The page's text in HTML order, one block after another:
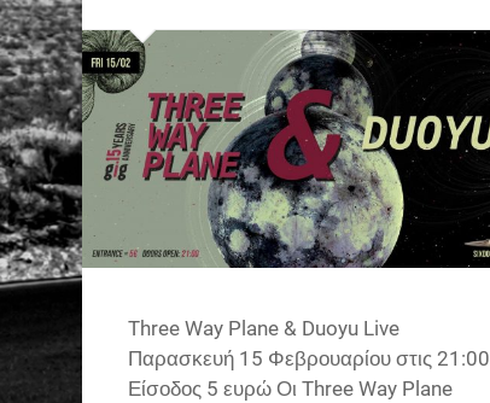
Three Way Plane & Duoyu Live
Παρασκευή 15 Φεβρουαρίου στις 21:00
Είσοδος 5 ευρώ Οι Three Way Plane